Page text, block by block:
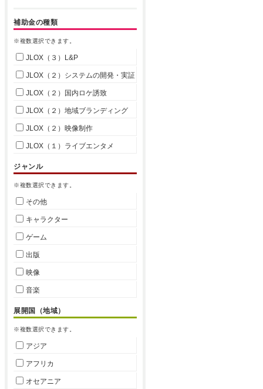
補助金の種類
※複数選択できます。
JLOX（３）L&P
JLOX（２）システムの開発・実証
JLOX（２）国内ロケ誘致
JLOX（２）地域ブランディング
JLOX（２）映像制作
JLOX（１）ライブエンタメ
ジャンル
※複数選択できます。
その他
キャラクター
ゲーム
出版
映像
音楽
展開国（地域）
※複数選択できます。
アジア
アフリカ
オセアニア